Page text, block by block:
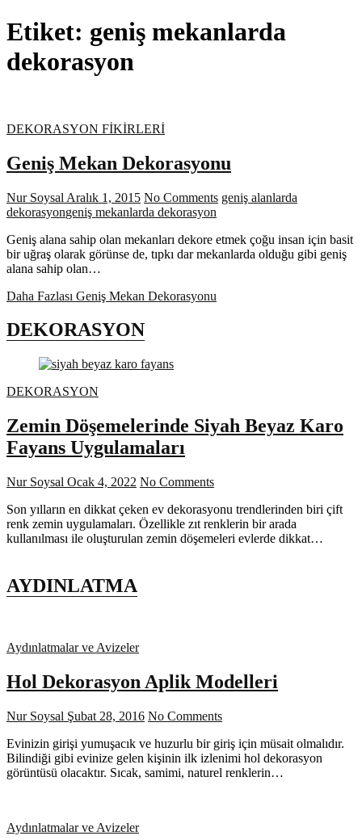
Etiket: geniş mekanlarda
dekorasyon
DEKORASYON FİKİRLERİ
Geniş Mekan Dekorasyonu
Nur Soysal Aralık 1, 2015 No Comments geniş alanlarda
dekorasyongeniş mekanlarda dekorasyon
Geniş alana sahip olan mekanları dekore etmek çoğu insan için basit
bir uğraş olarak görünse de, tıpkı dar mekanlarda olduğu gibi geniş
alana sahip olan…
Daha Fazlası Geniş Mekan Dekorasyonu
DEKORASYON
DEKORASYON
Zemin Döşemelerinde Siyah Beyaz Karo
Fayans Uygulamaları
Nur Soysal Ocak 4, 2022 No Comments
Son yılların en dikkat çeken ev dekorasyonu trendlerinden biri çift
renk zemin uygulamaları. Özellikle zıt renklerin bir arada
kullanılması ile oluşturulan zemin döşemeleri evlerde dikkat…
AYDINLATMA
Aydınlatmalar ve Avizeler
Hol Dekorasyon Aplik Modelleri
Nur Soysal Şubat 28, 2016 No Comments
Evinizin girişi yumuşacık ve huzurlu bir giriş için müsait olmalıdır.
Bilindiği gibi evinize gelen kişinin ilk izlenimi hol dekorasyon
görüntüsü olacaktır. Sıcak, samimi, naturel renklerin…
Aydınlatmalar ve Avizeler